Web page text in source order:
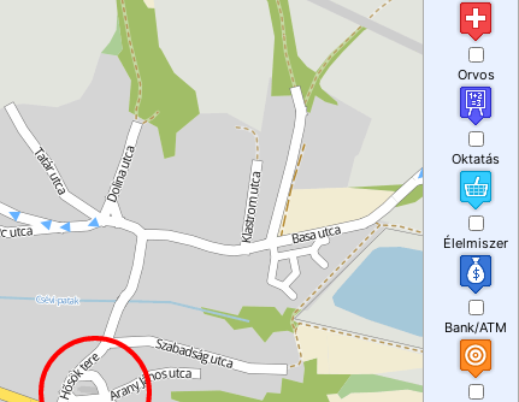
Orvos
Oktatás
Élelmiszer
Bank/ATM